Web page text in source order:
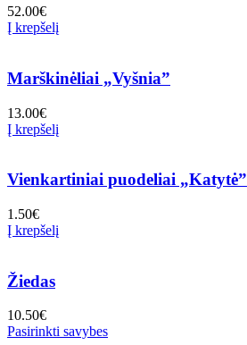
52.00€
Į krepšelį
Marškinėliai „Vyšnia”
13.00€
Į krepšelį
Vienkartiniai puodeliai „Katytė”
1.50€
Į krepšelį
Žiedas
10.50€
Pasirinkti savybes